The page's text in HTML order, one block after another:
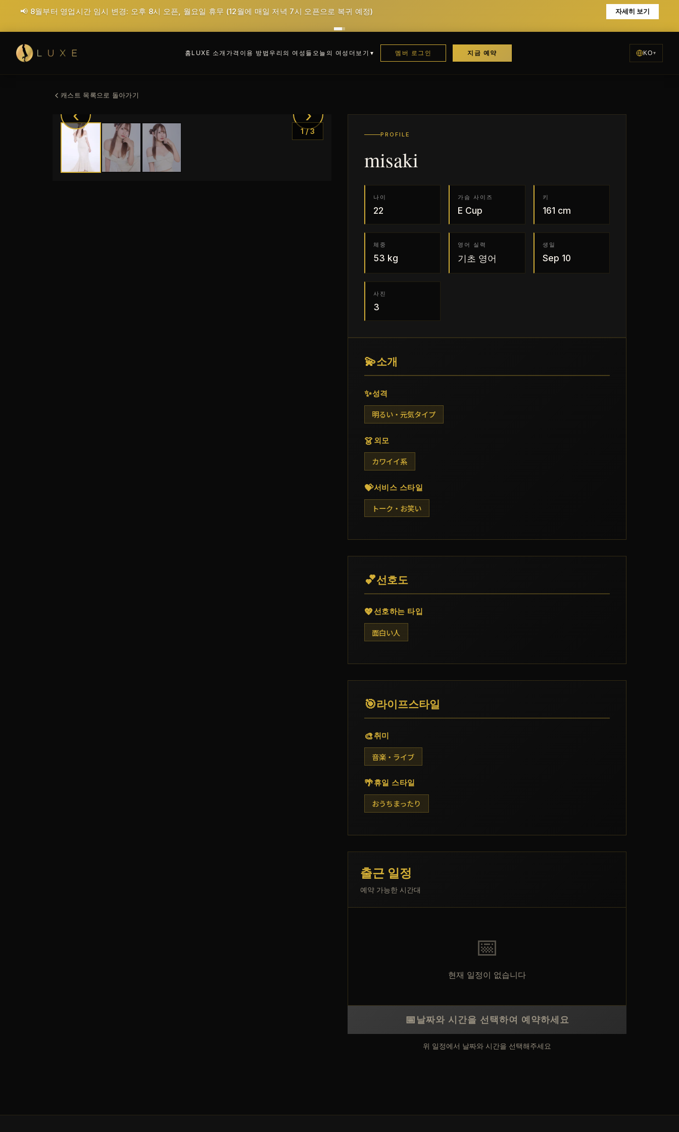
📢 8월부터 영업시간 임시 변경: 오후 8시 오픈, 월요일 휴무 (12월에 매일 저녁 7시 오픈으로 복귀 예정) 자세히 보기
홈LUXE 소개 가격 이용 방법 우리의 여성들 오늘의 여성 더보기 멤버 로그인 지금 예약 KO
캐스트 목록으로 돌아가기
‹ ›
1/3 PROFILE
misaki
나이
22
가슴 사이즈
E Cup
키
161 cm
체중
53 kg
영어 실력
기초 영어
생일
Sep 10
사진
3
💫소개
✨성격
明るい・元気タイプ
👗 외모
カワイイ系
💝서비스 스타일
トーク・お笑い
💕선호도
💖선호하는 타입
面白い人
🎯라이프스타일
🎨 취미
音楽・ライブ
🌴휴일 스타일
おうちまったり
출근 일정
예약 가능한 시간대
📅
현재 일정이 없습니다
📅 날짜와 시간을 선택하여 예약하세요
위 일정에서 날짜와 시간을 선택해주세요